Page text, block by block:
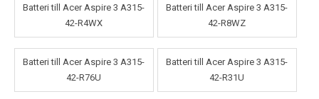
Batteri till Acer Aspire 3 A315-
42-R4WX
Batteri till Acer Aspire 3 A315-
42-R8WZ
Batteri till Acer Aspire 3 A315-
42-R76U
Batteri till Acer Aspire 3 A315-
42-R31U